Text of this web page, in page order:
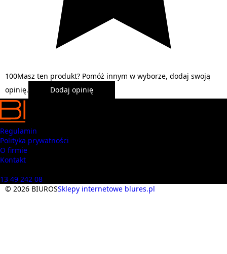
100Masz ten produkt? Pomóż innym w wyborze, dodaj swoją
opinię.
Dodaj opinię
Regulamin
Polityka prywatności
O firmie
Kontakt
13 49 242 08
© 2026 BIUROSSklepy internetowe blures.pl